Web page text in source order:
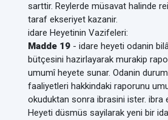
sarttir. Reylerde müsavat halinde
taraf ekseriyet kazanir.
idare Heyetinin Vazifeleri:
Madde 19 - idare heyeti odanin
bütçesini hazirlayarak murakip
umumî heyete sunar. Odanin
faaliyetleri hakkindaki raporunu
okuduktan sonra ibrasini ister. ibra
Heyeti düsmüs sayilarak yeni bir